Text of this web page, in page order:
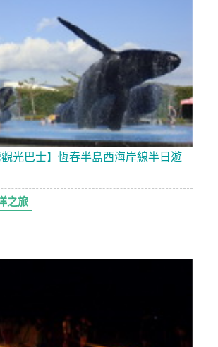
觀光巴士】恆春半島西海岸線半日遊
之旅